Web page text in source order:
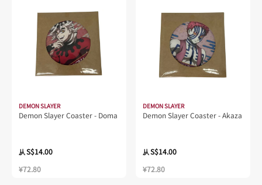
DEMON SLAYER
Demon Slayer Coaster - Doma
从S$14.00
¥72.80
DEMON SLAYER
Demon Slayer Coaster - Akaza
从S$14.00
¥72.80